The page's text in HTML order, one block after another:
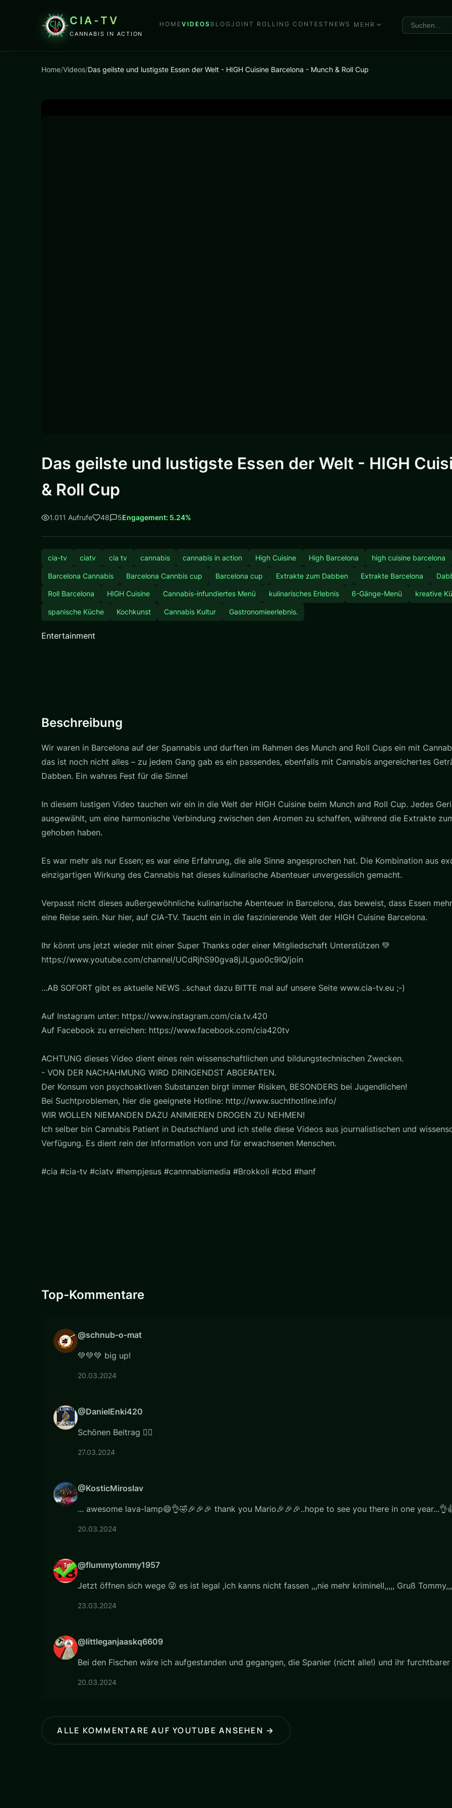
CIA-TV
CANNABIS IN ACTION
HOMEVIDEOS BLOGJOINT ROLLING CONTEST NEWS MEHR
Home/Videos/Das geilste und lustigste Essen der Welt - HIGH Cuisine Barcelona - Munch & Roll Cup
Das geilste und lustigste Essen der Welt - HIGH
& Roll Cup
1.011 Aufrufe 48 5Engagement: 5.24%
cia-tv ciatv cia tv cannabis cannabis in action High Cuisine High Barcelona high cuisine barcelona
Barcelona Cannabis Barcelona Cannbis cup Barcelona cup Extrakte zum Dabben Extrakte Barcelona
Roll Barcelona HIGH Cuisine Cannabis-infundiertes Menü kulinarisches Erlebnis 6-Gänge-Menü kreative
spanische Küche Kochkunst Cannabis Kultur Gastronomieerlebnis.
Entertainment
Beschreibung
Wir waren in Barcelona auf der Spannabis und durften im Rahmen des Munch and Roll Cups ein mit
das ist noch nicht alles – zu jedem Gang gab es ein passendes, ebenfalls mit Cannabis angereichertes
Dabben. Ein wahres Fest für die Sinne!
In diesem lustigen Video tauchen wir ein in die Welt der HIGH Cuisine beim Munch and Roll Cup. Jedes
ausgewählt, um eine harmonische Verbindung zwischen den Aromen zu schaffen, während die Extrakte
gehoben haben.
Es war mehr als nur Essen; es war eine Erfahrung, die alle Sinne angesprochen hat. Die Kombination aus
einzigartigen Wirkung des Cannabis hat dieses kulinarische Abenteuer unvergesslich gemacht.
Verpasst nicht dieses außergewöhnliche kulinarische Abenteuer in Barcelona, das beweist, dass Essen
eine Reise sein. Nur hier, auf CIA-TV. Taucht ein in die faszinierende Welt der HIGH Cuisine Barcelona.
Ihr könnt uns jetzt wieder mit einer Super Thanks oder einer Mitgliedschaft Unterstützen 💚
https://www.youtube.com/channel/UCdRjhS90gva8jJLguo0c9IQ/join
...AB SOFORT gibt es aktuelle NEWS ..schaut dazu BITTE mal auf unsere Seite www.cia-tv.eu ;-)
Auf Instagram unter: https://www.instagram.com/cia.tv.420
Auf Facebook zu erreichen: https://www.facebook.com/cia420tv
ACHTUNG dieses Video dient eines rein wissenschaftlichen und bildungstechnischen Zwecken.
- VON DER NACHAHMUNG WIRD DRINGENDST ABGERATEN.
Der Konsum von psychoaktiven Substanzen birgt immer Risiken, BESONDERS bei Jugendlichen!
Bei Suchtproblemen, hier die geeignete Hotline: http://www.suchthotline.info/
WIR WOLLEN NIEMANDEN DAZU ANIMIEREN DROGEN ZU NEHMEN!
Ich selber bin Cannabis Patient in Deutschland und ich stelle diese Videos aus journalistischen und
Verfügung. Es dient rein der Information von und für erwachsenen Menschen.
#cia #cia-tv #ciatv #hempjesus #cannnabismedia #Brokkoli #cbd #hanf
Top-Kommentare
@schnub-o-mat
💚💚💚 big up!
20.03.2024
@DanielEnki420
Schönen Beitrag 👍🏼
27.03.2024
@KosticMiroslav
... awesome lava-lamp😄👌🤣🎉🎉🎉 thank you Mario🎉🎉🎉..hope to see you there in one
20.03.2024
@flummytommy1957
Jetzt öffnen sich wege 😜 es ist legal ,ich kanns nicht fassen ,,,nie mehr kriminell,,,,, Gruß
23.03.2024
@littleganjaaskq6609
Bei den Fischen wäre ich aufgestanden und gegangen, die Spanier (nicht alle!) und ihr
20.03.2024
ALLE KOMMENTARE AUF YOUTUBE ANSEHEN →